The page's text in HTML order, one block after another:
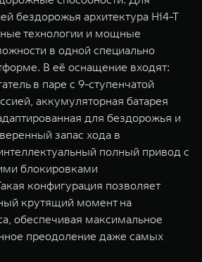
бездорожья архитектура Hi4-T
технологии и мощные
в одной специально
В её оснащение входят:
в паре с 9-ступенчатой
аккумуляторная батарея
для бездорожья и
запас хода в
полный привод с
блокировками
конфигурация позволяет
крутящий момент на
обеспечивая максимальное
преодоление даже самых